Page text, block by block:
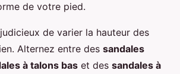
de votre pied.
de varier la hauteur des
Alternez entre des sandales
à talons bas et des sandales à